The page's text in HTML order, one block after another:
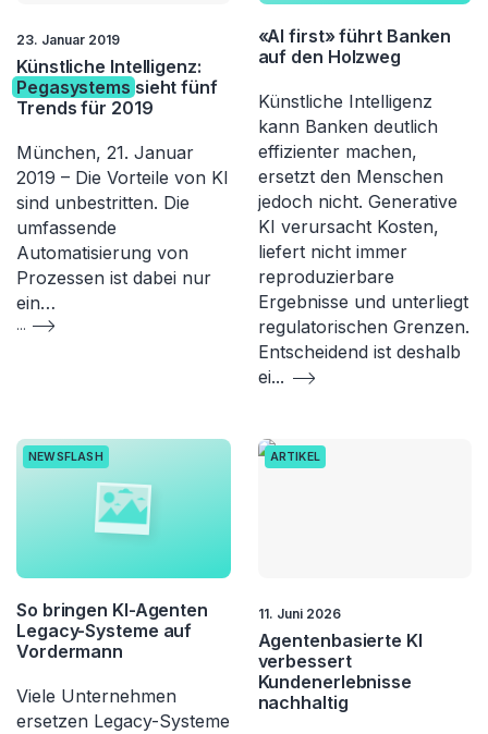
23. Januar 2019
Künstliche Intelligenz:
Pegasystems sieht fünf
Trends für 2019
München, 21. Januar
2019 – Die Vorteile von KI
sind unbestritten. Die
umfassende
Automatisierung von
Prozessen ist dabei nur
ein…
...
«AI first» führt Banken
auf den Holzweg
Künstliche Intelligenz
kann Banken deutlich
effizienter machen,
ersetzt den Menschen
jedoch nicht. Generative
KI verursacht Kosten,
liefert nicht immer
reproduzierbare
Ergebnisse und unterliegt
regulatorischen Grenzen.
Entscheidend ist deshalb
ei...
NEWSFLASH
So bringen KI-Agenten
Legacy-Systeme auf
Vordermann
Viele Unternehmen
ersetzen Legacy-Systeme
ARTIKEL
11. Juni 2026
Agentenbasierte KI
verbessert
Kundenerlebnisse
nachhaltig